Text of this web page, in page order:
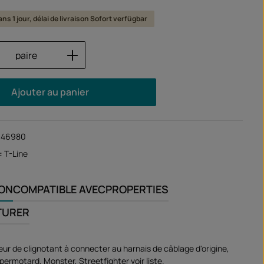
1 jour, délai de livraison Sofort verfügbar
de produit : Entrez la quantité
paire
Ajouter au panier
T-Line
COMPATIBLE AVECPROPERTIES
de clignotant à connecter au harnais de câblage d'origine,
Monster, Streetfighter voir liste.